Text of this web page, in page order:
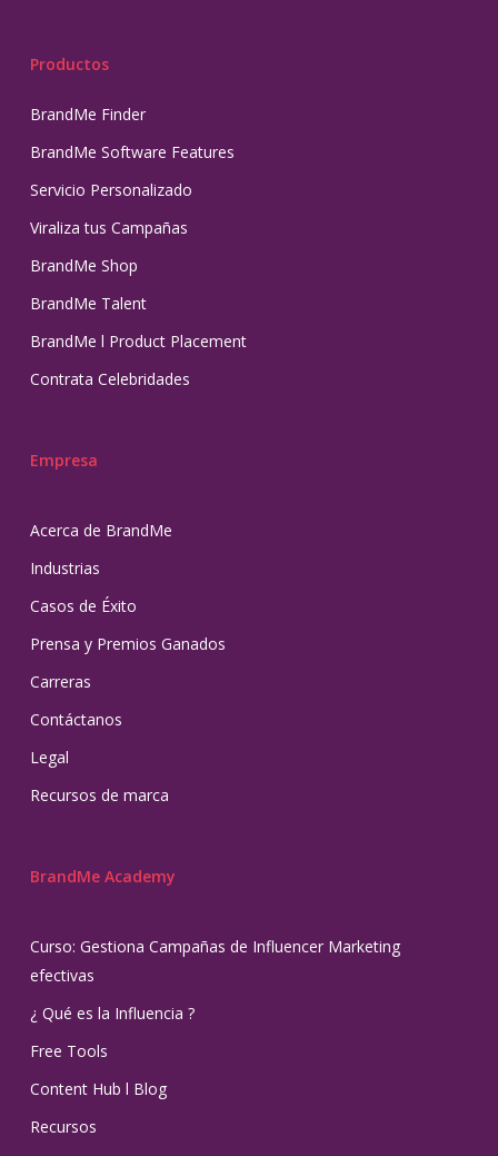
Productos
BrandMe Finder
BrandMe Software Features
Servicio Personalizado
Viraliza tus Campañas
BrandMe Shop
BrandMe Talent
BrandMe l Product Placement
Contrata Celebridades
Empresa
Acerca de BrandMe
Industrias
Casos de Éxito
Prensa y Premios Ganados
Carreras
Contáctanos
Legal
Recursos de marca
BrandMe Academy
Curso: Gestiona Campañas de Influencer Marketing
efectivas
¿ Qué es la Influencia ?
Free Tools
Content Hub l Blog
Recursos